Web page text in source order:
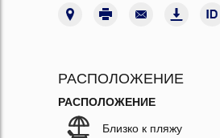
РАСПОЛОЖЕНИЕ
РАСПОЛОЖЕНИЕ
Близко к пляжу